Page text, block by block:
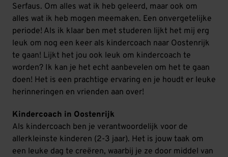
Serfaus. Om alles wat ik heb geleerd, maar ook om
alles wat ik heb mogen meemaken. Een onvergetelijke
periode! Als ik klaar ben met studeren lijkt het mij erg
leuk om nog een keer als kindercoach naar Oostenrijk
te gaan! Lijkt het jou ook leuk om kindercoach te
worden? Ik kan je het echt aanbevelen om het te gaan
doen! Het is een prachtige ervaring en je houdt er leuke
herinneringen en vrienden aan over!
Kindercoach in Oostenrijk
Als kindercoach ben je verantwoordelijk voor de
allerkleinste kinderen (2-3 jaar). Het is jouw taak om
een leuke dag te creëren, waarbij je ze door middel van